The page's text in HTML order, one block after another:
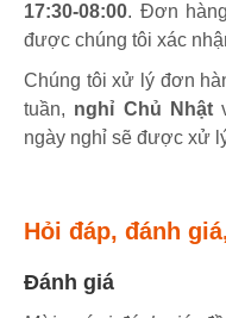
17:30-08:00. Đơn
được chúng tôi xác
Chúng tôi xử lý đơn
tuần, nghỉ Chủ Nhật
ngày nghỉ sẽ được xử
Hỏi đáp, đánh
Đánh giá